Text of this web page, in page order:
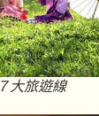
７大旅遊線